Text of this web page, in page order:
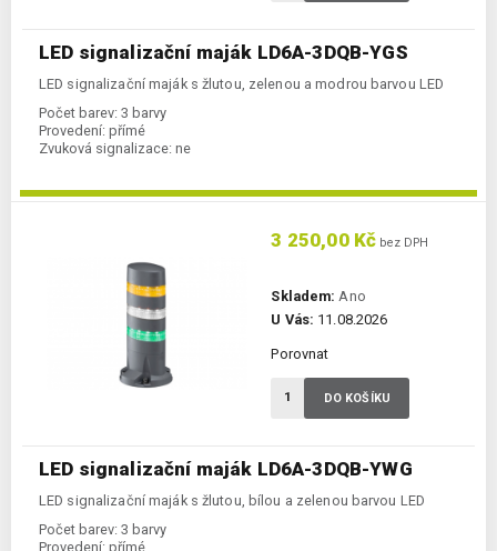
LED signalizační maják LD6A-3DQB-YGS
LED signalizační maják s žlutou, zelenou a modrou barvou LED
Počet barev: 3 barvy
Provedení: přímé
Zvuková signalizace: ne
LED signalizační maják LD6A-3DQB-YWG
LED signalizační maják s žlutou, bílou a zelenou barvou LED
Počet barev: 3 barvy
Provedení: přímé
3 250,00 Kč bez DPH
Skladem: Ano
U Vás: 11.08.2026
Porovnat
DO KOŠÍKU